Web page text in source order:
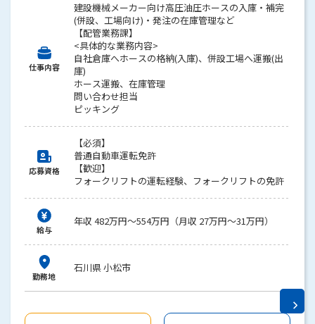
仕事内容
建設機械メーカー向け高圧油圧ホースの入庫・補完
(併設、工場向け)・発注の在庫管理など
【配管業務課】
<具体的な業務内容>
自社倉庫へホースの格納(入庫)、併設工場へ運搬(出
庫)
ホース運搬、在庫管理
問い合わせ担当
ピッキング
応募資格
【必須】
普通自動車運転免許
【歓迎】
フォークリフトの運転経験、フォークリフトの免許
給与
年収 482万円～554万円（月収 27万円～31万円）
勤務地
石川県 小松市